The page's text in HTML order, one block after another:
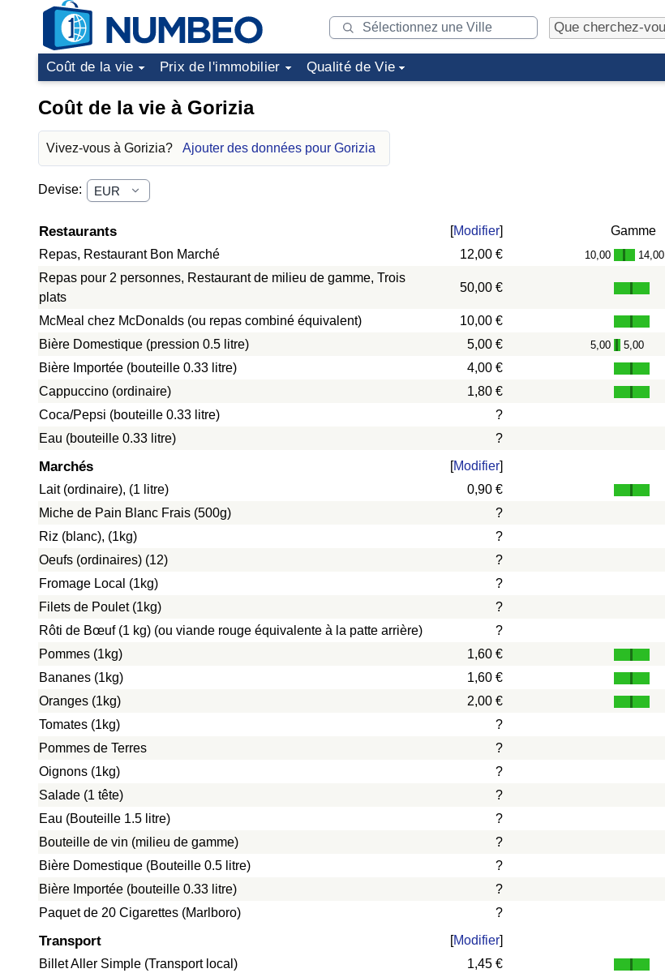
Coût de la vie Prix de l'immobilier Qualité de Vie
Coût de la vie à Gorizia
Vivez-vous à Gorizia? Ajouter des données pour Gorizia
Devise:
Restaurants [Modifier]
Gamme
Repas, Restaurant Bon Marché
12,00 € 10,00 - 14,00
Repas pour 2 personnes, Restaurant de milieu de gamme, Trois
plats
50,00 €
McMeal chez McDonalds (ou repas combiné équivalent)
10,00 €
Bière Domestique (pression 0.5 litre)
5,00 € 5,00 - 5,00
Bière Importée (bouteille 0.33 litre)
4,00 €
Cappuccino (ordinaire)
1,80 €
Coca/Pepsi (bouteille 0.33 litre)
?
Eau (bouteille 0.33 litre)
?
Marchés [Modifier]
Lait (ordinaire), (1 litre)
0,90 €
Miche de Pain Blanc Frais (500g)
?
Riz (blanc), (1kg)
?
Oeufs (ordinaires) (12)
?
Fromage Local (1kg)
?
Filets de Poulet (1kg)
?
Rôti de Bœuf (1 kg) (ou viande rouge équivalente à la patte arrière)
?
Pommes (1kg)
1,60 €
Bananes (1kg)
1,60 €
Oranges (1kg)
2,00 €
Tomates (1kg)
?
Pommes de Terres
?
Oignons (1kg)
?
Salade (1 tête)
?
Eau (Bouteille 1.5 litre)
?
Bouteille de vin (milieu de gamme)
?
Bière Domestique (Bouteille 0.5 litre)
?
Bière Importée (bouteille 0.33 litre)
?
Paquet de 20 Cigarettes (Marlboro)
?
Transport [Modifier]
Billet Aller Simple (Transport local)
1,45 €